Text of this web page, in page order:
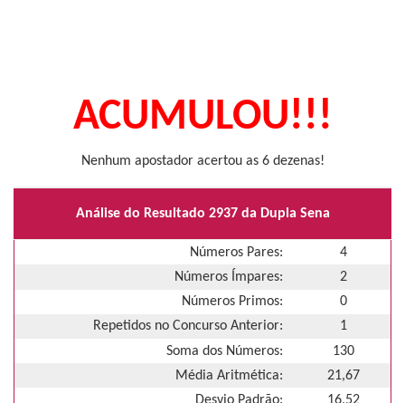
ACUMULOU!!!
Nenhum apostador acertou as 6 dezenas!
Análise do Resultado 2937 da Dupla Sena
Números Pares:
4
Números Ímpares:
2
Números Primos:
0
Repetidos no Concurso Anterior:
1
Soma dos Números:
130
Média Aritmética:
21,67